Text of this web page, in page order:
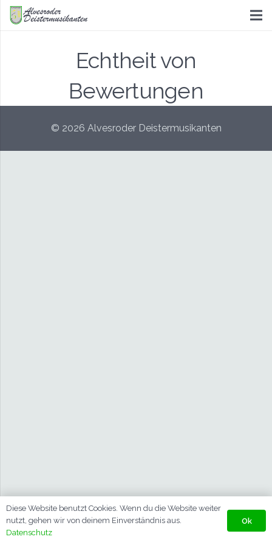
Echtheit von
Bewertungen
© 2026 Alvesroder Deistermusikanten
Diese Website benutzt Cookies. Wenn du die Website weiter
nutzt, gehen wir von deinem Einverständnis aus.
Datenschutz
Ok